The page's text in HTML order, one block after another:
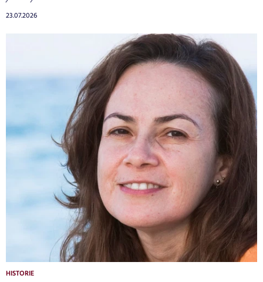
23.07.2026
HISTORIE